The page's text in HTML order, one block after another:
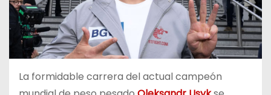
La formidable carrera del actual campeón